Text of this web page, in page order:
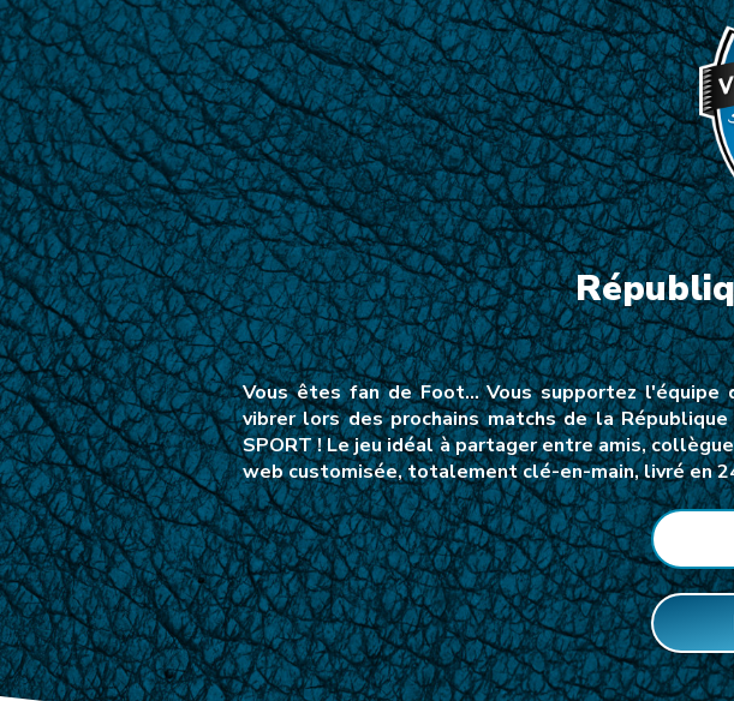
Vous êtes fan de Foot… Vous supportez l'équipe
vibrer lors des prochains matchs de la
SPORT ! Le jeu idéal à partager entre amis,
web customisée, totalement clé-en-main, livré en